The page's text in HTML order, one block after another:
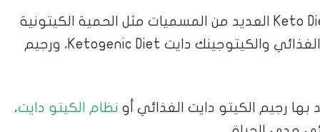
ويطلق على رجيم الكيتو دايت Keto Diet العديد من المسميات مثل الحمية الكيتونية
والنظام الكيتوني ونظام الكيتو الغذائي والكيتوجينك دايت Ketogenic Diet، ورجيم
رجيم الكيتو دايت الغذائي أو نظام الكيتو دايت،